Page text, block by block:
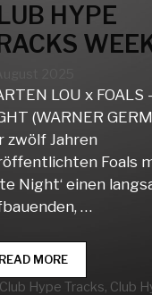
HYPE
LOU x FOALS
(WARNER
zwölf Jahren
Foals
Night‘ einen
…
READ MORECLUB
HYPE
Kategorien
Club Hype Tracks, Club